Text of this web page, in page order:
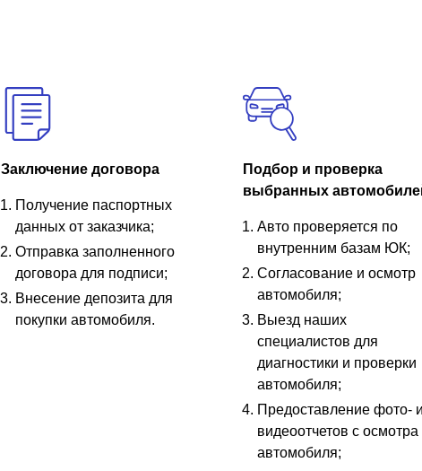
Заключение договора
Получение паспортных
данных от заказчика;
Отправка заполненного
договора для подписи;
Внесение депозита для
покупки автомобиля.
Подбор и проверка
выбранных
Авто проверяется по
внутренним базам ЮК;
Согласование и осмотр
автомобиля;
Выезд наших
специалистов для
диагностики и проверки
автомобиля;
Предоставление фото- и
видеоотчетов с осмотра
автомобиля;